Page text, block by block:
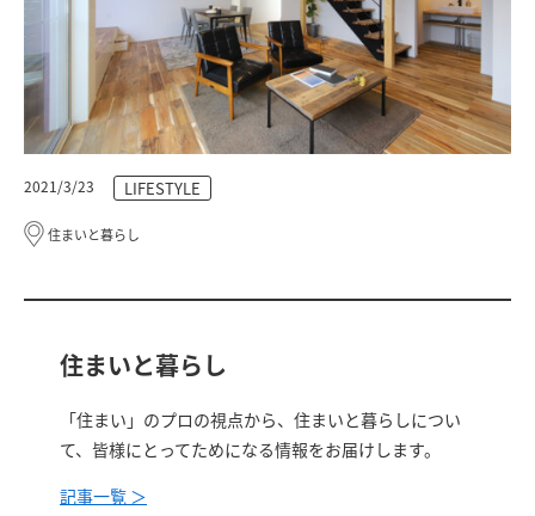
住まいと暮らし
「住まい」のプロの視点から、住まいと暮らしについ
て、皆様にとってためになる情報をお届けします。
記事一覧 ＞
2021/3/23 LIFESTYLE
住まいと暮らし